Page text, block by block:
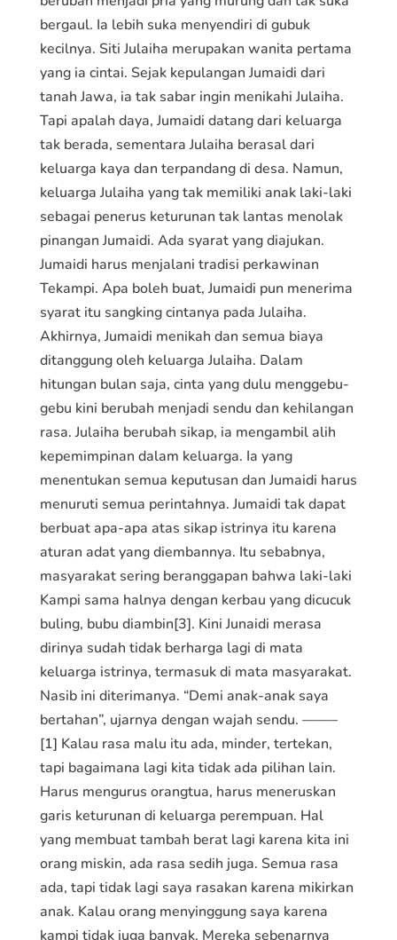
bergaul. Ia lebih suka menyendiri di gubuk
kecilnya. Siti Julaiha merupakan wanita pertama
yang ia cintai. Sejak kepulangan Jumaidi dari
tanah Jawa, ia tak sabar ingin menikahi Julaiha.
Tapi apalah daya, Jumaidi datang dari keluarga
tak berada, sementara Julaiha berasal dari
keluarga kaya dan terpandang di desa. Namun,
keluarga Julaiha yang tak memiliki anak laki-laki
sebagai penerus keturunan tak lantas menolak
pinangan Jumaidi. Ada syarat yang diajukan.
Jumaidi harus menjalani tradisi perkawinan
Tekampi. Apa boleh buat, Jumaidi pun menerima
syarat itu sangking cintanya pada Julaiha.
Akhirnya, Jumaidi menikah dan semua biaya
ditanggung oleh keluarga Julaiha. Dalam
hitungan bulan saja, cinta yang dulu menggebu-
gebu kini berubah menjadi sendu dan kehilangan
rasa. Julaiha berubah sikap, ia mengambil alih
kepemimpinan dalam keluarga. Ia yang
menentukan semua keputusan dan Jumaidi harus
menuruti semua perintahnya. Jumaidi tak dapat
berbuat apa-apa atas sikap istrinya itu karena
aturan adat yang diembannya. Itu sebabnya,
masyarakat sering beranggapan bahwa laki-laki
Kampi sama halnya dengan kerbau yang dicucuk
buling, bubu diambin[3]. Kini Junaidi merasa
dirinya sudah tidak berharga lagi di mata
keluarga istrinya, termasuk di mata masyarakat.
Nasib ini diterimanya. “Demi anak-anak saya
bertahan”, ujarnya dengan wajah sendu. ——–
[1] Kalau rasa malu itu ada, minder, tertekan,
tapi bagaimana lagi kita tidak ada pilihan lain.
Harus mengurus orangtua, harus meneruskan
garis keturunan di keluarga perempuan. Hal
yang membuat tambah berat lagi karena kita ini
orang miskin, ada rasa sedih juga. Semua rasa
ada, tapi tidak lagi saya rasakan karena mikirkan
anak. Kalau orang menyinggung saya karena
kampi tidak juga banyak. Mereka sebenarnya